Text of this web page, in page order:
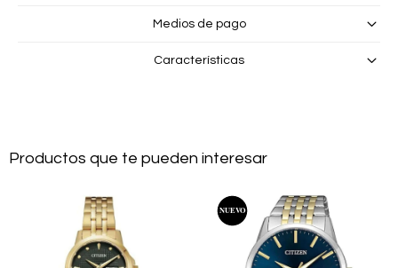
Medios de pago
Características
Productos que te pueden interesar